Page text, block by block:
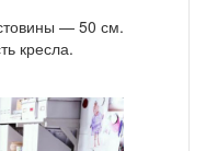
— 50 см.
кресла.